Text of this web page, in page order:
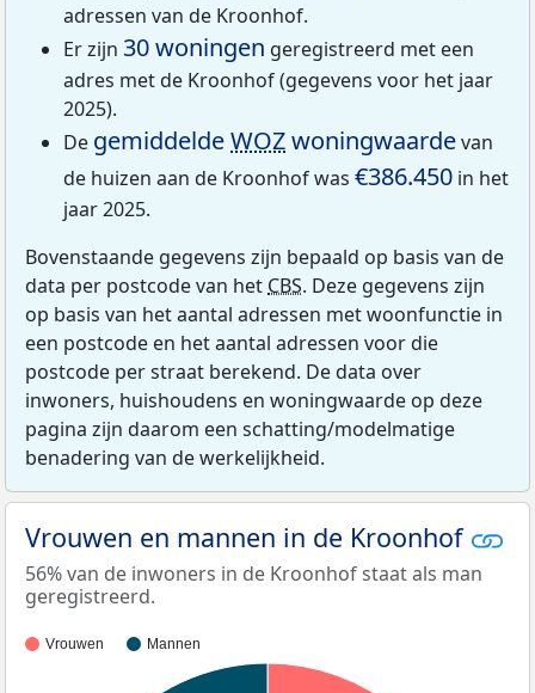
adressen van de Kroonhof.
Er zijn 30 woningen geregistreerd met een
adres met de Kroonhof (gegevens voor het jaar
2025).
De gemiddeldeWOZwoningwaardevan
de huizen aan de Kroonhof was €386.450 in het
jaar 2025.
Bovenstaande gegevens zijn bepaald op basis van de
data per postcode van het CBS. Deze gegevens zijn
op basis van het aantal adressen met woonfunctie in
een postcode en het aantal adressen voor die
postcode per straat berekend. De data over
inwoners, huishoudens en woningwaarde op deze
pagina zijn daarom een schatting/modelmatige
benadering van de werkelijkheid.
Vrouwen en mannen in de Kroonhof
56% van de inwoners in de Kroonhof staat als man
geregistreerd.
Vrouwen Mannen